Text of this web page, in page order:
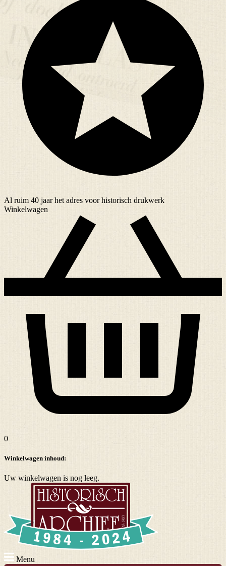
Al ruim 40 jaarhet adres voor historisch drukwerk
Winkelwagen
0
Winkelwagen inhoud:
Uw winkelwagen is nog leeg.
Menu